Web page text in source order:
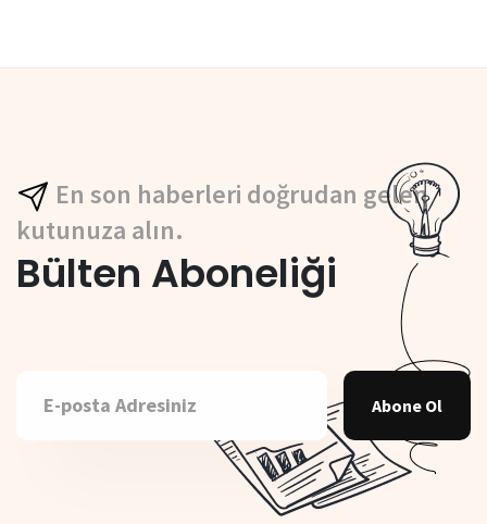
En son haberleri doğrudan gelen
kutunuza alın.
Bülten Aboneliği
Abone Ol